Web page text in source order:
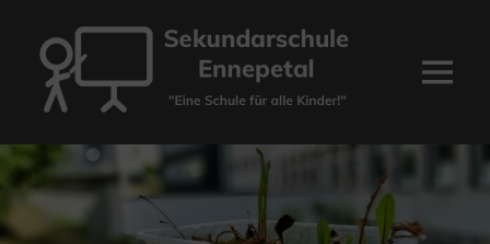
Inhalt
springen
Sekundarschule
Ennepetal
Menü